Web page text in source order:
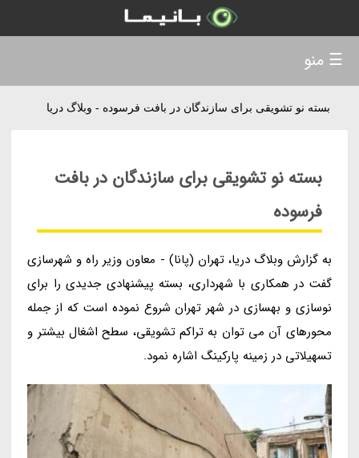
بسته نو تشویقی برای سازندگان در بافت فرسوده - وبلاگ دریا
بسته نو تشویقی برای سازندگان در بافت
فرسوده
به گزارش وبلاگ دریا، تهران (پانا) - معاون وزیر راه و شهرسازی
گفت در همکاری با شهرداری، بسته پیشنهادی جدیدی را برای
نوسازی و بهسازی در شهر تهران شروع نموده است که از جمله
محورهای آن می توان به تراکم تشویقی، سطح اشغال بیشتر و
تسهیلاتی در زمینه پارکینگ اشاره نمود.
☰ منو